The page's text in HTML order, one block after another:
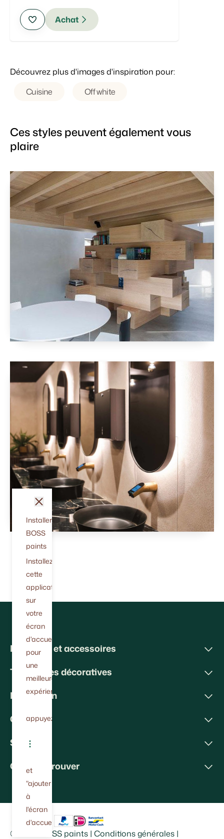
Achat
Découvrez plus d'images d'inspiration pour:
Cuisine
Off white
Ces styles peuvent également vous
plaire
Peintures et accessoires
Techniques décoratives
Inspiration
Conseils
Soutien
Où nous trouver
© BOSS paints | Conditions générales |
Installer
BOSS
paints
Installez
cette
application
sur
votre
écran
d'accueil
pour
une
meilleure
expérience.
appuyez
et
"ajouter
à
l'écran
d'accueil"
fermer